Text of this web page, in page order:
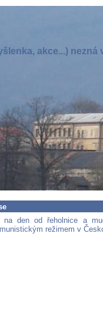
akce...) nezná
na den od řeholnice a
režimem v